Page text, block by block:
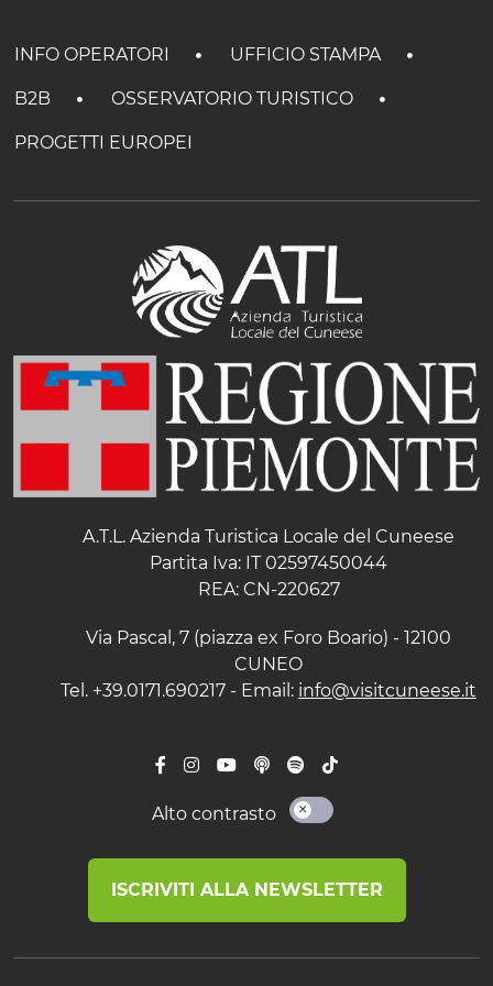
INFO OPERATORI UFFICIO STAMPA
B2B OSSERVATORIO TURISTICO
PROGETTI EUROPEI
A.T.L. Azienda Turistica Locale del Cuneese
Partita Iva: IT 02597450044
REA: CN-220627
Via Pascal, 7 (piazza ex Foro Boario) - 12100
CUNEO
Tel. +39.0171.690217 - Email: info@visitcuneese.it
Alto contrasto
ISCRIVITI ALLA NEWSLETTER